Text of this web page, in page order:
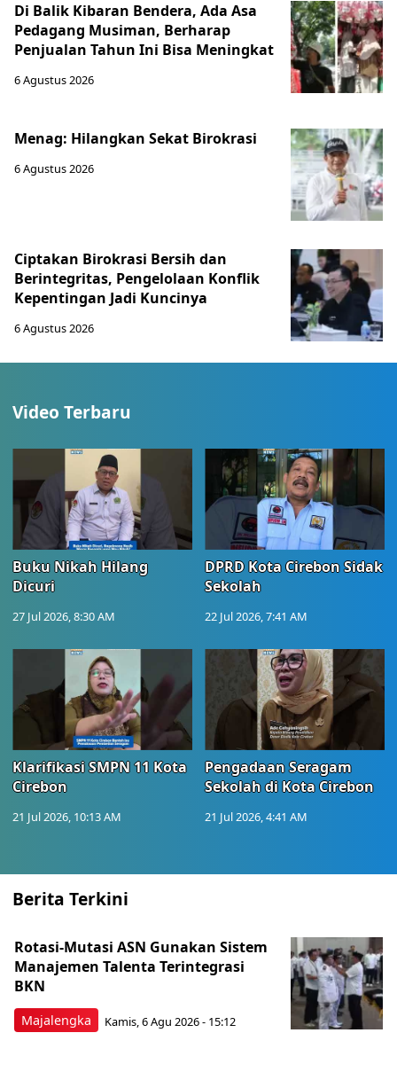
Di Balik Kibaran Bendera, Ada Asa
Pedagang Musiman, Berharap
Penjualan Tahun Ini Bisa Meningkat
6 Agustus 2026
Menag: Hilangkan Sekat Birokrasi
6 Agustus 2026
Ciptakan Birokrasi Bersih dan
Berintegritas, Pengelolaan Konflik
Kepentingan Jadi Kuncinya
6 Agustus 2026
Video Terbaru
Buku Nikah Hilang
Dicuri
27 Jul 2026, 8:30 AM
DPRD Kota Cirebon Sidak
Sekolah
22 Jul 2026, 7:41 AM
Klarifikasi SMPN 11 Kota
Cirebon
21 Jul 2026, 10:13 AM
Pengadaan Seragam
Sekolah di Kota Cirebon
21 Jul 2026, 4:41 AM
Berita Terkini
Majalengka
Rotasi-Mutasi ASN Gunakan Sistem
Manajemen Talenta Terintegrasi
BKN
Kamis, 6 Agu 2026 - 15:12